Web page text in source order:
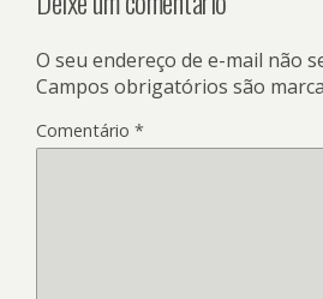
O seu endereço de e-mail não
Campos obrigatórios são
Comentário *